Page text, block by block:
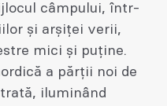
câmpului, într-
și arșiței verii,
mici și puține.
a părții noi de
iluminând